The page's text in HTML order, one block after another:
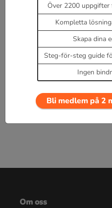
Bra att kunna
topptriangelsatsen
Kommer snart!Läs teori
topptriangelsatsen
Enbart medlemmar kan
Logga inellerBli
Över 2200
Kompletta
Skapa dina
Steg-för-steg guide
Ingen
Bli medlem på 2
Om oss